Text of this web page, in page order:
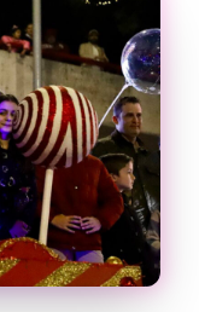
comentario